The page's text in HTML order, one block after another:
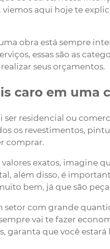
viemos aqui hoje te
obra está sempre
essas são as
seus orçamentos.
caro em uma
ser residencial ou
os revestimentos,
comprar.
exatos, imagine
além disso, é
bem, já que são
setor com grande
vai te fazer
garanta que você